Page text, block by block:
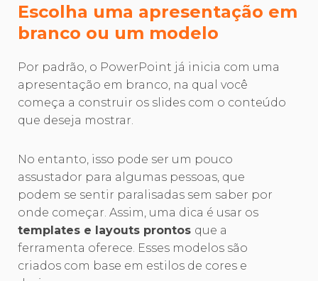
Escolha uma apresentação em
branco ou um modelo
Por padrão, o PowerPoint já inicia com uma
apresentação em branco, na qual você
começa a construir os slides com o conteúdo
que deseja mostrar.
No entanto, isso pode ser um pouco
assustador para algumas pessoas, que
podem se sentir paralisadas sem saber por
onde começar. Assim, uma dica é usar os
templates e layouts prontos que a
ferramenta oferece. Esses modelos são
criados com base em estilos de cores e